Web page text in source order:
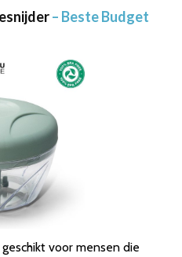
– Beste Budget
voor mensen die